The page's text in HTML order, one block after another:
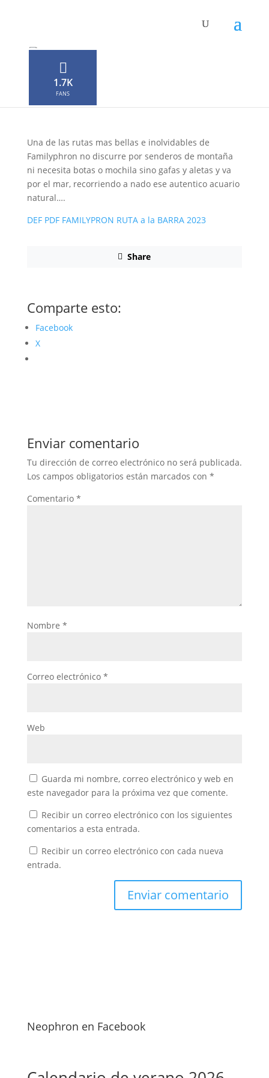
1.7K
FANS
Familyphron Ruta de la
Barra
Neophron
Una de las rutas mas bellas e inolvidables de
Familyphron no discurre por senderos de montaña
ni necesita botas o mochila sino gafas y aletas y va
por el mar, recorriendo a nado ese autentico acuario
natural….
DEF PDF FAMILYPRON RUTA a la BARRA 2023
Share
Comparte esto:
Facebook
X
Enviar comentario
Tu dirección de correo electrónico no será publicada.
Los campos obligatorios están marcados con *
Comentario *
Nombre *
Correo electrónico *
Web
Guarda mi nombre, correo electrónico y web en
este navegador para la próxima vez que comente.
Recibir un correo electrónico con los siguientes
comentarios a esta entrada.
Recibir un correo electrónico con cada nueva
entrada.
Neophron en Facebook